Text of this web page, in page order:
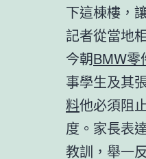
下這棟樓，
記者從當地
今朝BMW零
事學生及其
料他必須阻
度。家長表
教訓，舉一